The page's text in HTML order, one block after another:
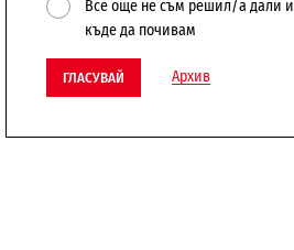
Все още не съм решил/а дали и
къде да почивам
ГЛАСУВАЙ Архив